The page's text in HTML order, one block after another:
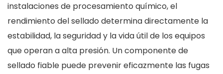
instalaciones de procesamiento químico, el
rendimiento del sellado determina directamente la
estabilidad, la seguridad y la vida útil de los equipos
que operan a alta presión. Un componente de
sellado fiable puede prevenir eficazmente las fugas